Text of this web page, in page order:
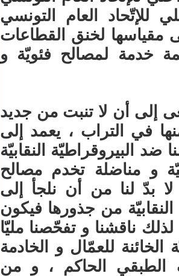
الداخلي للإتّحاد العام التونسي
مقياسها لخنق القطاعات
خدمة لمصالح فئويّة و
إلى أن لا تنبت من جديد
في التراب ، يعمد إلى
البيروقراطيّة النقابيّة
و مناضلة تخدم مصالح
بدّ لنا من أن نلجأ إلى
النقابيّة من جذورها فيكون
لذلك ناقشنا و تفحّصنا مليّا
الخائنة للعمّال و الخادمة
الطبقي الحاكم ، و من